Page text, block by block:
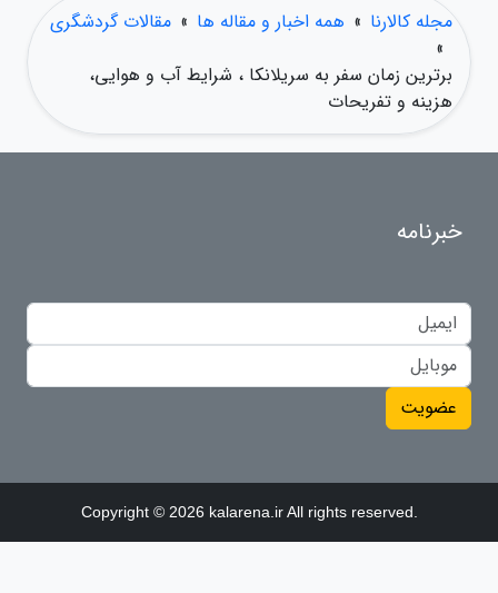
مجله کالارنا » همه اخبار و مقاله ها » مقالات گردشگری
»
برترین زمان سفر به سریلانکا ، شرایط آب و هوایی،
هزینه و تفریحات
خبرنامه
عضویت
Copyright © 2026 kalarena.ir All rights reserved.